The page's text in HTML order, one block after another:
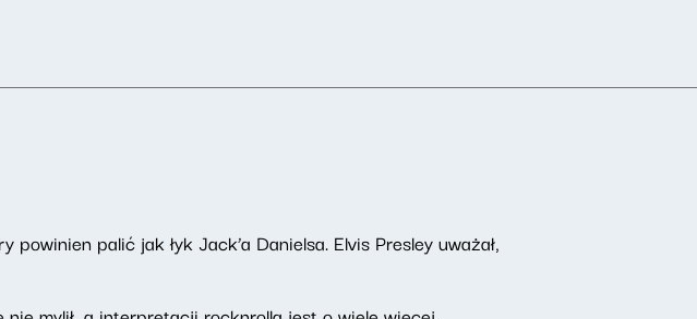
palić jak łyk Jack’a Danielsa. Elvis Presley uważał,